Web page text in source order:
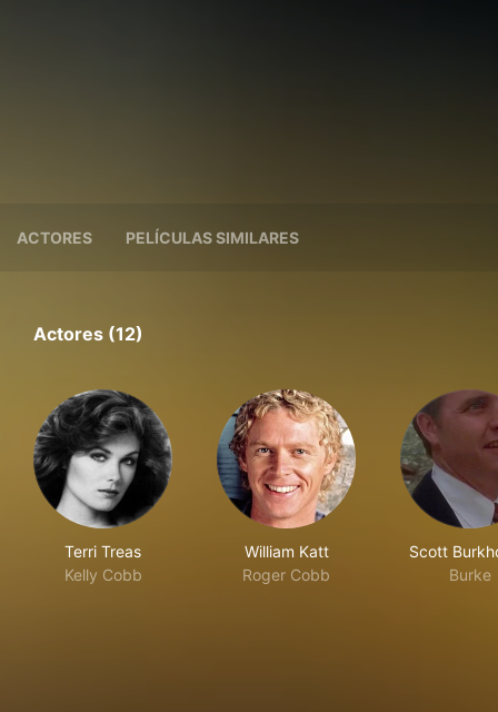
ACTORES PELÍCULAS SIMILARES
Actores (12)
Terri Treas
Kelly Cobb
William Katt
Roger Cobb
Scott
Burke